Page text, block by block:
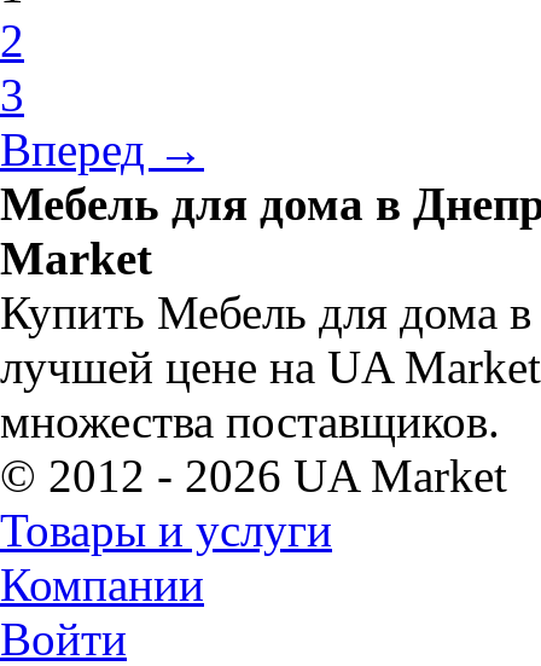
2
3
Вперед →
Мебель для дома в
Market
Купить Мебель для дома
лучшей цене на UA
множества поставщиков.
© 2012 - 2026 UA Market
Товары и услуги
Компании
Войти